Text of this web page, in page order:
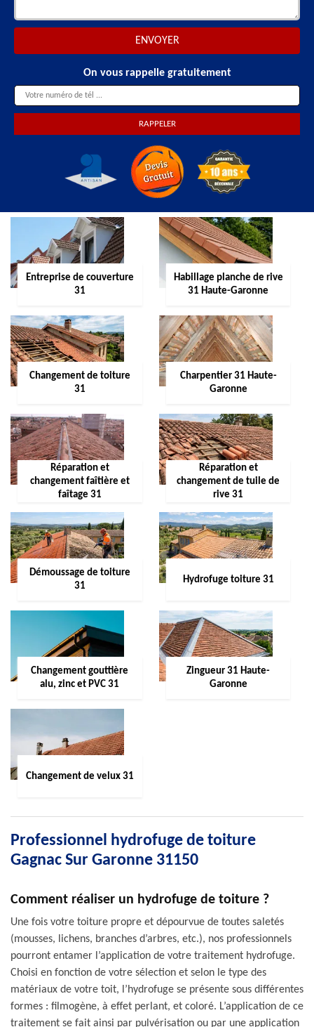
On vous rappelle gratuitement
Entreprise de couverture
31
Habillage planche de rive
31 Haute-Garonne
Changement de toiture
31
Charpentier 31 Haute-
Garonne
Réparation et
changement faîtière et
faîtage 31
Réparation et
changement de tuile de
rive 31
Démoussage de toiture
31
Hydrofuge toiture 31
Changement gouttière
alu, zinc et PVC 31
Zingueur 31 Haute-
Garonne
Changement de velux 31
Professionnel hydrofuge de toiture
Gagnac Sur Garonne 31150
Comment réaliser un hydrofuge de toiture ?
Une fois votre toiture propre et dépourvue de toutes saletés
(mousses, lichens, branches d’arbres, etc.), nos professionnels
pourront entamer l’application de votre traitement hydrofuge.
Choisi en fonction de votre sélection et selon le type des
matériaux de votre toit, l’hydrofuge se présente sous différentes
formes : filmogène, à effet perlant, et coloré. L’application de ce
traitement se fait ainsi par pulvérisation ou par une application